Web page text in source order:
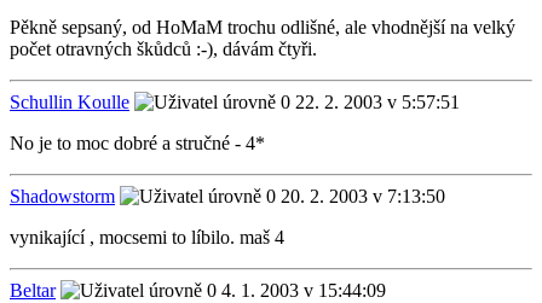
Pěkně sepsaný, od HoMaM trochu odlišné, ale vhodnější na velký
počet otravných škůdců :-), dávám čtyři.
Schullin Koulle
22. 2. 2003 v 5:57:51
No je to moc dobré a stručné - 4*
Shadowstorm
20. 2. 2003 v 7:13:50
vynikající , mocsemi to líbilo. maš 4
Beltar
4. 1. 2003 v 15:44:09